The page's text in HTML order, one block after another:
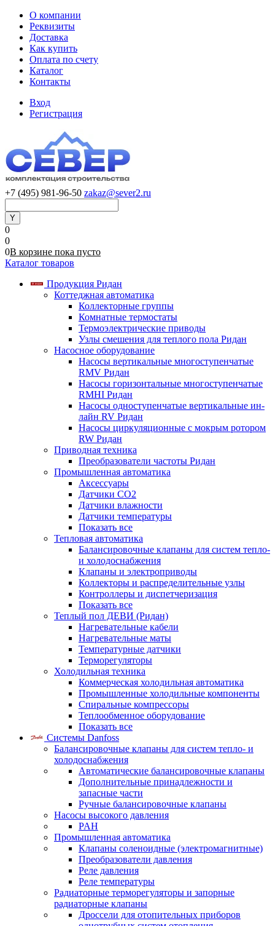
О компании
Реквизиты
Доставка
Как купить
Оплата по счету
Каталог
Контакты
Вход
Регистрация
+7 (495) 981-96-50 zakaz@sever2.ru
0
0
0В корзине пока пусто
Каталог товаров
Продукция Ридан
Коттеджная автоматика
Коллекторные группы
Комнатные термостаты
Термоэлектрические приводы
Узлы смешения для теплого пола Ридан
Насосное оборудование
Насосы вертикальные многоступенчатые
RMV Ридан
Насосы горизонтальные многоступенчатые
RMHI Ридан
Насосы одноступенчатые вертикальные ин-
лайн RV Ридан
Насосы циркуляционные с мокрым ротором
RW Ридан
Приводная техника
Преобразователи частоты Ридан
Промышленная автоматика
Аксессуары
Датчики CO2
Датчики влажности
Датчики температуры
Показать все
Тепловая автоматика
Балансировочные клапаны для систем тепло-
и холодоснабжения
Клапаны и электроприводы
Коллекторы и распределительные узлы
Контроллеры и диспетчеризация
Показать все
Теплый пол ДЕВИ (Ридан)
Нагревательные кабели
Нагревательные маты
Температурные датчики
Терморегуляторы
Холодильная техника
Коммерческая холодильная автоматика
Промышленные холодильные компоненты
Спиральные компрессоры
Теплообменное оборудование
Показать все
Системы Danfoss
Балансировочные клапаны для систем тепло- и
холодоснабжения
Автоматические балансировочные клапаны
Дополнительные принадлежности и
запасные части
Ручные балансировочные клапаны
Насосы высокого давления
PAH
Промышленная автоматика
Клапаны соленоидные (электромагнитные)
Преобразователи давления
Реле давления
Реле температуры
Радиаторные терморегуляторы и запорные
радиаторные клапаны
Дроссели для отопительных приборов